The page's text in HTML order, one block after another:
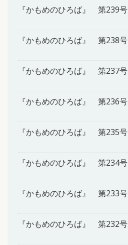
『かもめのひろば』 第239号
『かもめのひろば』 第238号
『かもめのひろば』 第237号
『かもめのひろば』 第236号
『かもめのひろば』 第235号
『かもめのひろば』 第234号
『かもめのひろば』 第233号
『かもめのひろば』 第232号